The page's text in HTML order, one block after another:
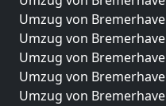
Umzug von
Umzug von
Umzug von
Umzug von
Umzug von